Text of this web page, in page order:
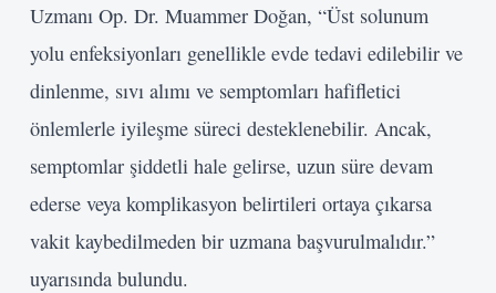
Uzmanı Op. Dr. Muammer Doğan, “Üst solunum
yolu enfeksiyonları genellikle evde tedavi edilebilir ve
dinlenme, sıvı alımı ve semptomları hafifletici
önlemlerle iyileşme süreci desteklenebilir. Ancak,
semptomlar şiddetli hale gelirse, uzun süre devam
ederse veya komplikasyon belirtileri ortaya çıkarsa
vakit kaybedilmeden bir uzmana başvurulmalıdır.”
uyarısında bulundu.